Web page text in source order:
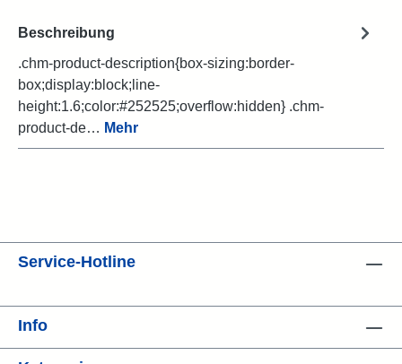
Beschreibung
.chm-product-description{box-sizing:border-
box;display:block;line-
height:1.6;color:#252525;overflow:hidden} .chm-
product-de… Mehr
Service-Hotline
Info